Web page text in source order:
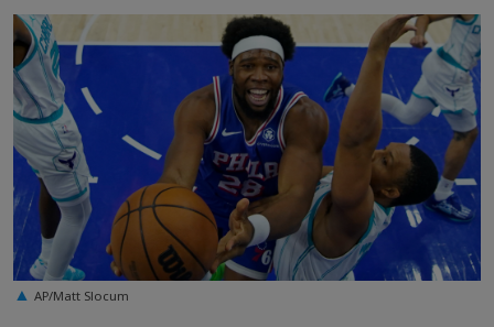
AP/Matt Slocum